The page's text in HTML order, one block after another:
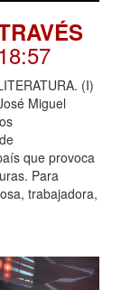
(I)
Miguel
que provoca
Para
trabajadora,